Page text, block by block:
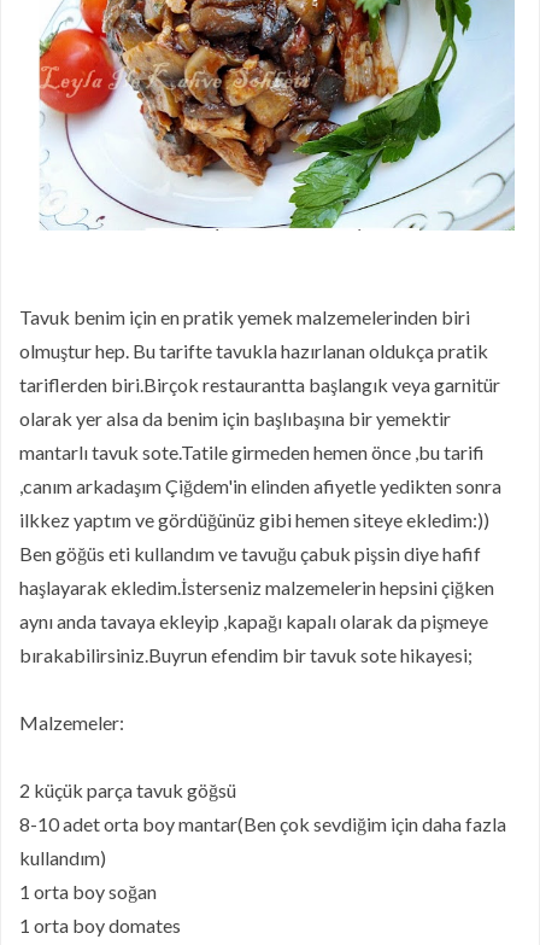
Puf Puf Muzlu Pankek
Nefis Patatesli Dilim Börek
Taze Otlu Kaygana
Ramazan'da Nasıl Beslenmelisiniz?
Limonlu Pamuk Kek
Tavuk benim için en pratik yemek malzemelerinden biri
olmuştur hep. Bu tarifte tavukla hazırlanan oldukça pratik
tariflerden biri.Birçok restaurantta başlangık veya garnitür
olarak yer alsa da benim için başlıbaşına bir yemektir
mantarlı tavuk sote.Tatile girmeden hemen önce ,bu tarifi
,canım arkadaşım Çiğdem'in elinden afiyetle yedikten sonra
ilkkez yaptım ve gördüğünüz gibi hemen siteye ekledim:))
Ben göğüs eti kullandım ve tavuğu çabuk pişsin diye hafif
haşlayarak ekledim.İsterseniz malzemelerin hepsini çiğken
aynı anda tavaya ekleyip ,kapağı kapalı olarak da pişmeye
bırakabilirsiniz.Buyrun efendim bir tavuk sote hikayesi;
Malzemeler:
2 küçük parça tavuk göğsü
8-10 adet orta boy mantar(Ben çok sevdiğim için daha fazla
kullandım)
1 orta boy soğan
1 orta boy domates